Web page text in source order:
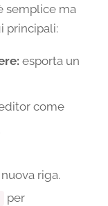
semplice ma
principali:
esporta un
come
riga.
per